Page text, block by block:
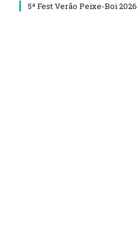
5ª Fest Verão Peixe-Boi 2026